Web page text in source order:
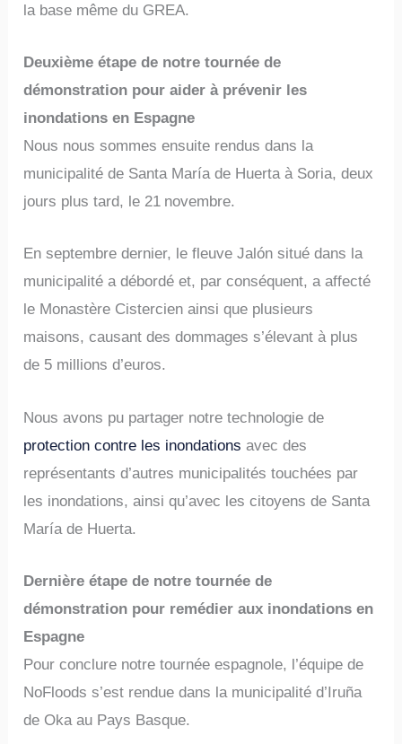
la base même du GREA.
Deuxième étape de notre tournée de
démonstration pour aider à prévenir les
inondations en Espagne
Nous nous sommes ensuite rendus dans la
municipalité de Santa María de Huerta à Soria, deux
jours plus tard, le 21 novembre.
En septembre dernier, le fleuve Jalón situé dans la
municipalité a débordé et, par conséquent, a affecté
le Monastère Cistercien ainsi que plusieurs
maisons, causant des dommages s’élevant à plus
de 5 millions d’euros.
Nous avons pu partager notre technologie de
protection contre les inondations avec des
représentants d’autres municipalités touchées par
les inondations, ainsi qu’avec les citoyens de Santa
María de Huerta.
Dernière étape de notre tournée de
démonstration pour remédier aux inondations en
Espagne
Pour conclure notre tournée espagnole, l’équipe de
NoFloods s’est rendue dans la municipalité d’Iruña
de Oka au Pays Basque.